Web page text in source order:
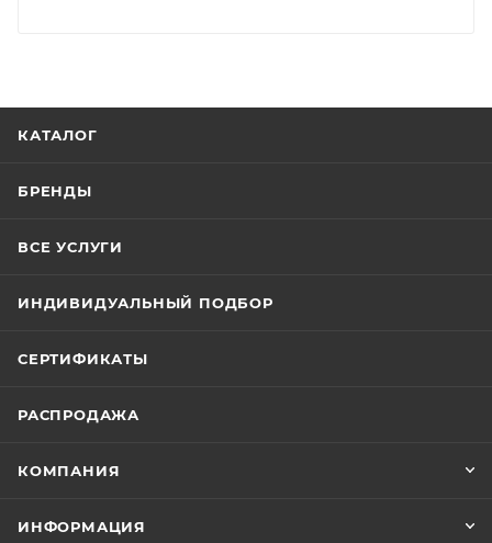
КАТАЛОГ
БРЕНДЫ
ВСЕ УСЛУГИ
ИНДИВИДУАЛЬНЫЙ ПОДБОР
СЕРТИФИКАТЫ
РАСПРОДАЖА
КОМПАНИЯ
ИНФОРМАЦИЯ